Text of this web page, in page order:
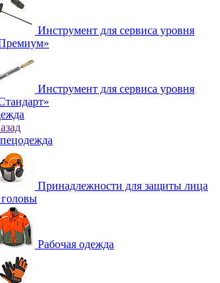
Инструмент для сервиса уровня
Инструмент для сервиса уровня
Принадлежности для защиты лица
Рабочая одежда